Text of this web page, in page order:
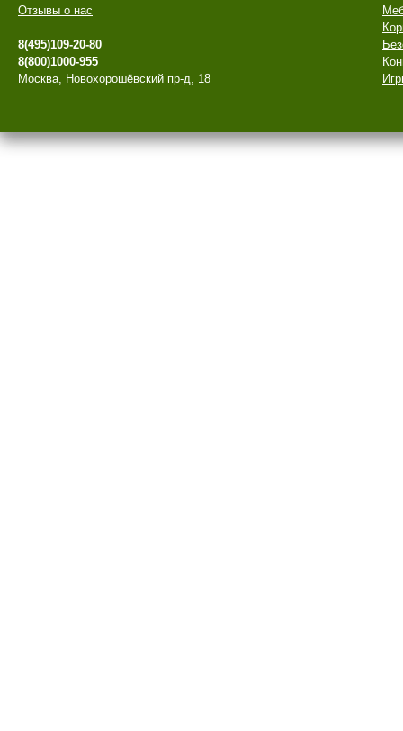
Отзывы о нас
8(495)109-20-80
8(800)1000-955
Москва, Новохорошёвский пр-д, 18